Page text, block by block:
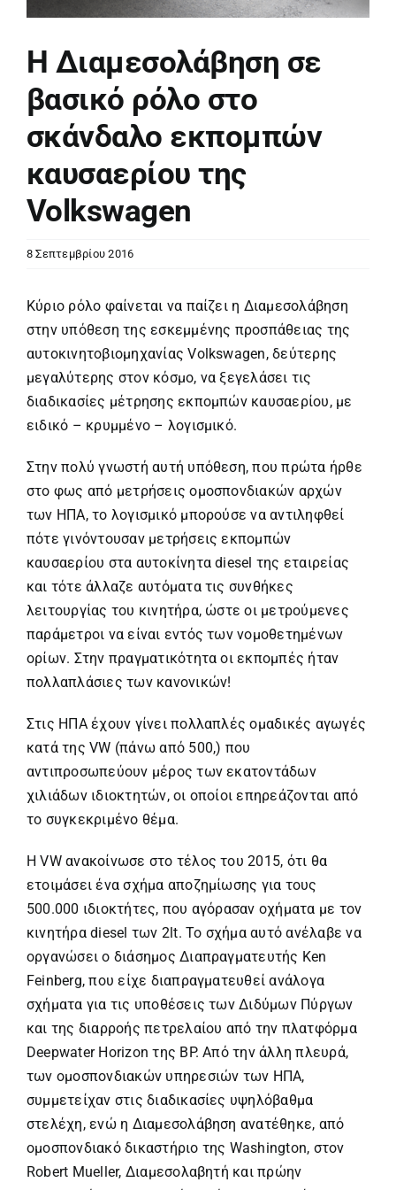
Η Διαμεσολάβηση σε
βασικό ρόλο στο
σκάνδαλο εκπομπών
καυσαερίου της
Volkswagen
8 Σεπτεμβρίου 2016
Κύριο ρόλο φαίνεται να παίζει η Διαμεσολάβηση
στην υπόθεση της εσκεμμένης προσπάθειας της
αυτοκινητοβιομηχανίας Volkswagen, δεύτερης
μεγαλύτερης στον κόσμο, να ξεγελάσει τις
διαδικασίες μέτρησης εκπομπών καυσαερίου, με
ειδικό – κρυμμένο – λογισμικό.
Στην πολύ γνωστή αυτή υπόθεση, που πρώτα ήρθε
στο φως από μετρήσεις ομοσπονδιακών αρχών
των ΗΠΑ, το λογισμικό μπορούσε να αντιληφθεί
πότε γινόντουσαν μετρήσεις εκπομπών
καυσαερίου στα αυτοκίνητα diesel της εταιρείας
και τότε άλλαζε αυτόματα τις συνθήκες
λειτουργίας του κινητήρα, ώστε οι μετρούμενες
παράμετροι να είναι εντός των νομοθετημένων
ορίων. Στην πραγματικότητα οι εκπομπές ήταν
πολλαπλάσιες των κανονικών!
Στις ΗΠΑ έχουν γίνει πολλαπλές ομαδικές αγωγές
κατά της VW (πάνω από 500,) που
αντιπροσωπεύουν μέρος των εκατοντάδων
χιλιάδων ιδιοκτητών, οι οποίοι επηρεάζονται από
το συγκεκριμένο θέμα.
Η VW ανακοίνωσε στο τέλος του 2015, ότι θα
ετοιμάσει ένα σχήμα αποζημίωσης για τους
500.000 ιδιοκτήτες, που αγόρασαν οχήματα με τον
κινητήρα diesel των 2lt. Το σχήμα αυτό ανέλαβε να
οργανώσει ο διάσημος Διαπραγματευτής Ken
Feinberg, που είχε διαπραγματευθεί ανάλογα
σχήματα για τις υποθέσεις των Διδύμων Πύργων
και της διαρροής πετρελαίου από την πλατφόρμα
Deepwater Horizon της BP. Από την άλλη πλευρά,
των ομοσπονδιακών υπηρεσιών των ΗΠΑ,
συμμετείχαν στις διαδικασίες υψηλόβαθμα
στελέχη, ενώ η Διαμεσολάβηση ανατέθηκε, από
ομοσπονδιακό δικαστήριο της Washington, στον
Robert Mueller, Διαμεσολαβητή και πρώην